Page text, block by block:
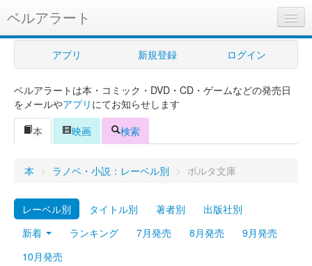
ベルアラート
ベルアラートとは
ヘルプ
新規登録
ログイン
Myシェルフ
プレミアム
アプリ 新規登録 ログイン
ベルアラートは本・コミック・DVD・CD・ゲームなどの発売日
をメールやアプリ にてお知らせします
本
映画 検索
本 > ラノベ・小説：レーベル別 > ポルタ文庫
レーベル別 タイトル別 著者別
出版社別
新着
ランキング 7月発売 8月発売
9月発売
10月発売